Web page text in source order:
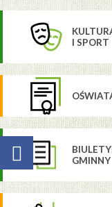
I SPORT
GMINNY